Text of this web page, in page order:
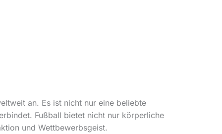
an. Es ist nicht nur eine beliebte
Fußball bietet nicht nur körperliche
und Wettbewerbsgeist.